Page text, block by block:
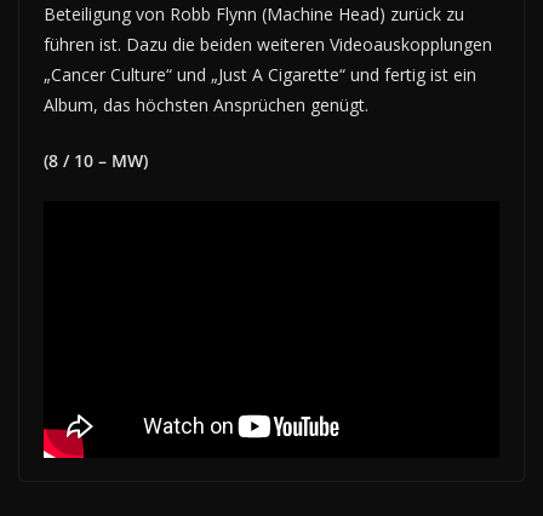
Beteiligung von Robb Flynn (Machine Head) zurück zu
führen ist. Dazu die beiden weiteren Videoauskopplungen
„Cancer Culture“ und „Just A Cigarette“ und fertig ist ein
Album, das höchsten Ansprüchen genügt.
(8 / 10 – MW)